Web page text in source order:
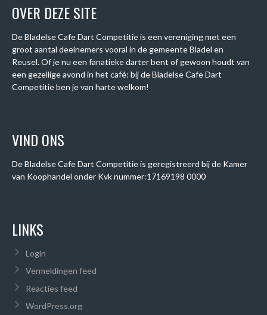
OVER DEZE SITE
De Bladelse Cafe Dart Competitie is een vereniging met een
groot aantal deelnemers vooral in de gemeente Bladel en
Reusel. Of je nu een fanatieke darter bent of gewoon houdt van
een gezellige avond in het café: bij de Bladelse Cafe Dart
Competitie ben je van harte welkom!
VIND ONS
De Bladelse Cafe Dart Competitie is geregistreerd bij de Kamer
van Koophandel onder Kvk nummer:17169198 0000
LINKS
Login
Vermeldingen feed
Reacties feed
WordPress.org